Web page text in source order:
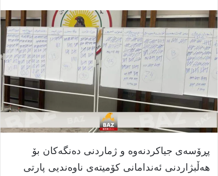
پڕۆسه‌ی جیاكردنه‌وە و ژماردنی دەنگه‌كان بۆ
هه‌ڵبژاردنی ئه‌ندامانی كۆمیته‌ی ناوەندیی پارتی